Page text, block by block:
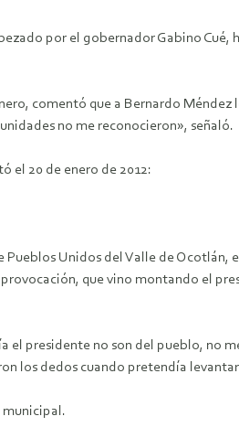
por el gobernador Gabino Cué,
comentó que a Bernardo
no me reconocieron», señaló.
el 20 de enero de 2012:
Unidos del Valle de
que vino montando el
presidente no son del pueblo, no
los dedos cuando pretendía
municipal.